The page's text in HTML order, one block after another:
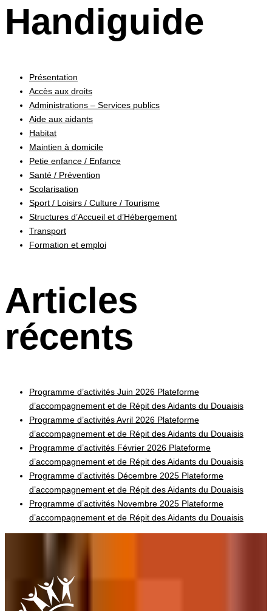
Handiguide
Présentation
Accès aux droits
Administrations – Services publics
Aide aux aidants
Habitat
Maintien à domicile
Petie enfance / Enfance
Santé / Prévention
Scolarisation
Sport / Loisirs / Culture / Tourisme
Structures d’Accueil et d’Hébergement
Transport
Formation et emploi
Articles
récents
Programme d’activités Juin 2026 Plateforme
d’accompagnement et de Répit des Aidants du Douaisis
Programme d’activités Avril 2026 Plateforme
d’accompagnement et de Répit des Aidants du Douaisis
Programme d’activités Février 2026 Plateforme
d’accompagnement et de Répit des Aidants du Douaisis
Programme d’activités Décembre 2025 Plateforme
d’accompagnement et de Répit des Aidants du Douaisis
Programme d’activités Novembre 2025 Plateforme
d’accompagnement et de Répit des Aidants du Douaisis